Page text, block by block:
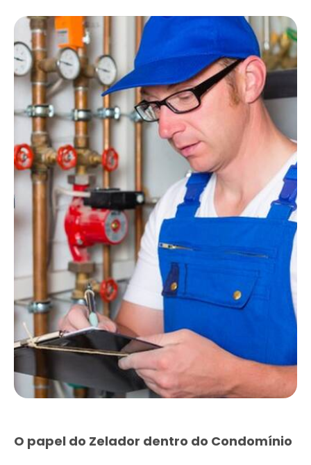
O papel do Zelador dentro do Condomínio